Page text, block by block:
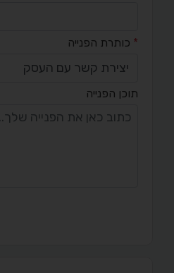
* כותרת הפנייה
תוכן הפנייה